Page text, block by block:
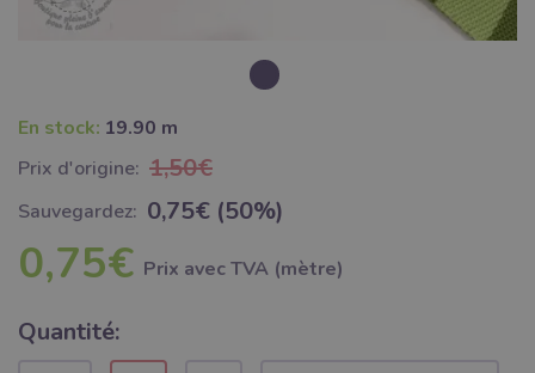
En stock: 19.90 m
Prix ​​d'origine: 1,50€
Sauvegardez: 0,75€ (50%)
0,75€ Prix ​​avec TVA (mètre)
Quantité: